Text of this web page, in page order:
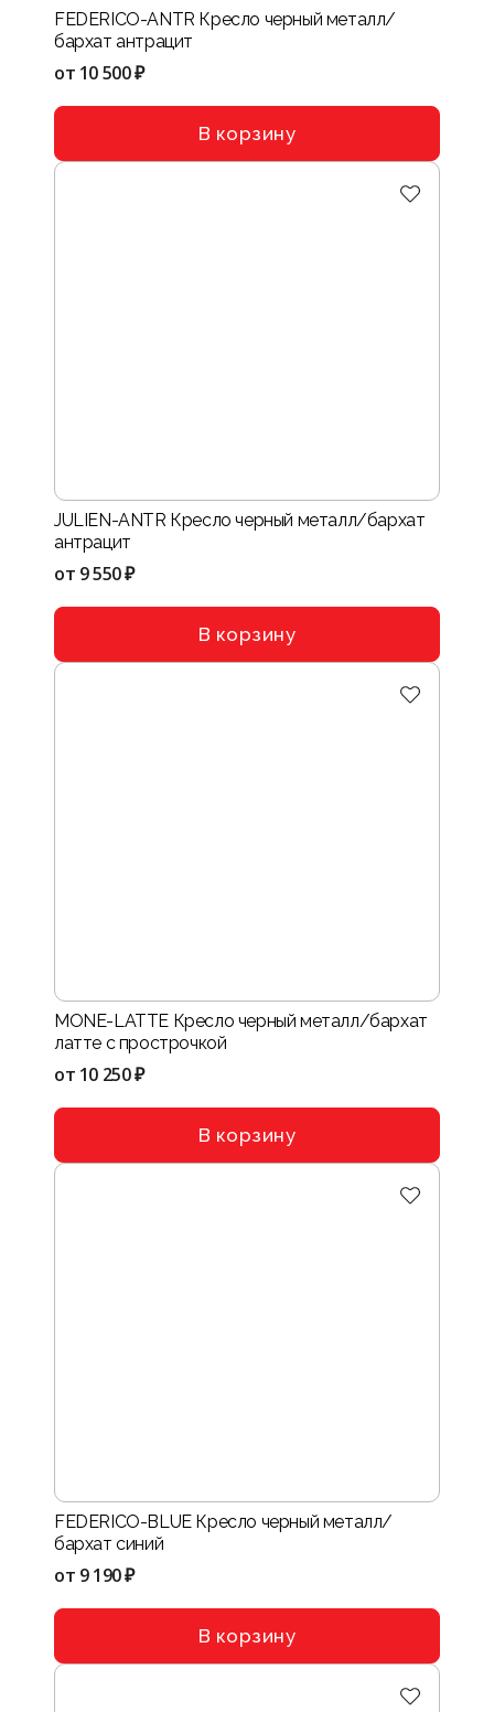
FEDERICO-ANTR Кресло черный металл/
бархат антрацит
от 10 500 ₽
В корзину
JULIEN-ANTR Кресло черный металл/бархат
антрацит
от 9 550 ₽
В корзину
MONE-LATTE Кресло черный металл/бархат
латте с прострочкой
от 10 250 ₽
В корзину
FEDERICO-BLUE Кресло черный металл/
бархат синий
от 9 190 ₽
В корзину